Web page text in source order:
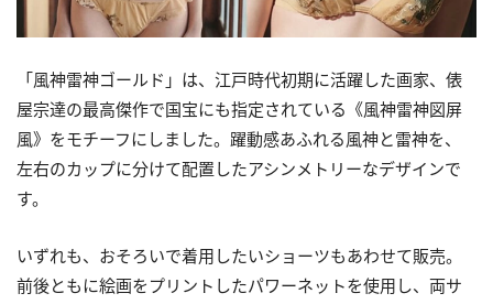
「風神雷神ゴールド」は、江戸時代初期に活躍した画家、俵
屋宗達の最高傑作で国宝にも指定されている《風神雷神図屏
風》をモチーフにしました。躍動感あふれる風神と雷神を、
左右のカップに分けて配置したアシンメトリーなデザインで
す。
いずれも、おそろいで着用したいショーツもあわせて販売。
前後ともに絵画をプリントしたパワーネットを使用し、両サ